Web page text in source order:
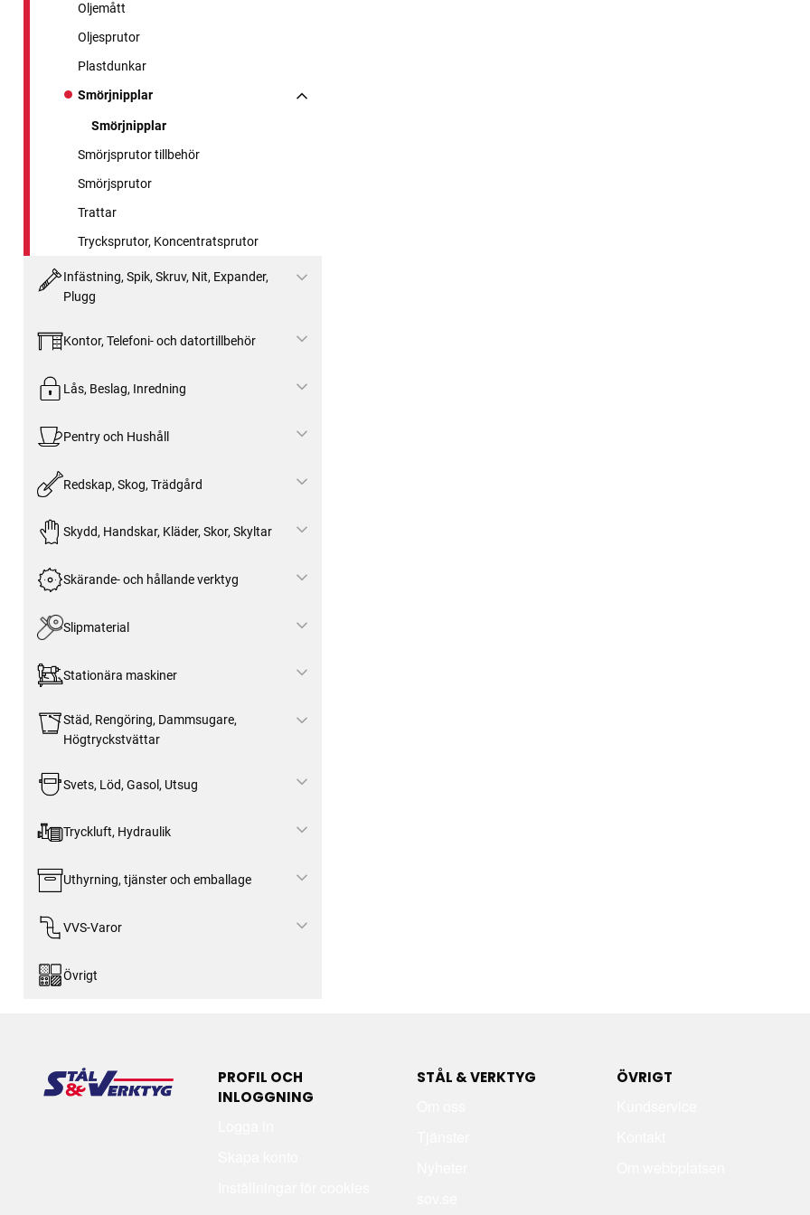
Oljemått
Oljesprutor
Plastdunkar
Smörjnipplar
Smörjnipplar
Smörjsprutor tillbehör
Smörjsprutor
Trattar
Trycksprutor, Koncentratsprutor
Infästning, Spik, Skruv, Nit, Expander,
Plugg
Kontor, Telefoni- och datortillbehör
Lås, Beslag, Inredning
Pentry och Hushåll
Redskap, Skog, Trädgård
Skydd, Handskar, Kläder, Skor, Skyltar
Skärande- och hållande verktyg
Slipmaterial
Stationära maskiner
Städ, Rengöring, Dammsugare,
Högtryckstvättar
Svets, Löd, Gasol, Utsug
Tryckluft, Hydraulik
Uthyrning, tjänster och emballage
VVS-Varor
Övrigt
PROFIL OCH
INLOGGNING
STÅL & VERKTYG ÖVRIGT